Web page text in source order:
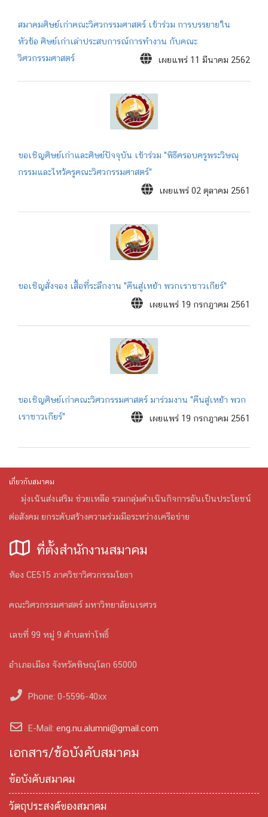
สมาคมศิษย์เก่าคณะวิศวกรรมศาสตร์ เข้าร่วม การบรรยายใน
หัวข้อ ศิษย์เก่าเล่าประสบการณ์การทำงาน กับคณะ
วิศวกรรมศาสตร์
เผยแพร่ 11 มีนาคม 2562
ขอเชิญศิษย์เก่าและศิษย์ปัจจุบัน เข้าร่วม "พิธีครอบครูพระวิษณุ
กรรมและไหว้ครูคณะวิศวกรรมศาสตร์"
เผยแพร่ 02 ตุลาคม 2561
ขอเชิญสั่งจอง เสื้อที่ระลึกงาน "คืนสู่เหย้า พวกเราชาวเกียร์"
เผยแพร่ 19 กรกฎาคม 2561
ขอเชิญศิษย์เก่าคณะวิศวกรรมศาสตร์ มาร่วมงาน "คืนสู่เหย้า พวก
เราชาวเกียร์"
เผยแพร่ 19 กรกฎาคม 2561
เกี่ยวกับสมาคม
มุ่งเน้นส่งเสริม ช่วยเหลือ รวมกลุ่มดำเนินกิจการอันเป็นประโยชน์
ต่อสังคม ยกระดับสร้างความร่วมมือระหว่างเครือข่าย
ที่ตั้งสำนักงานสมาคม
ห้อง CE515 ภาควิชาวิศวกรรมโยธา
คณะวิศวกรรมศาสตร์ มหาวิทยาลัยนเรศวร
เลขที่ 99 หมู่ 9 ตำบลท่าโพธิ์
อำเภอเมือง จังหวัดพิษณุโลก 65000
Phone: 0-5596-40xx
E-Mail:eng.nu.alumni@gmail.com
เอกสาร/ข้อบังคับสมาคม
ข้อบังคับสมาคม
วัตถุประสงค์ของสมาคม